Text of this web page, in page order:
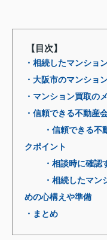
【目次】
・相続したマンショ
・大阪市のマンショ
・マンション買取の
・信頼できる不動産
・信頼できる
クポイント
・相談時に確認
・相続したマ
めの心構えや準備
・まとめ